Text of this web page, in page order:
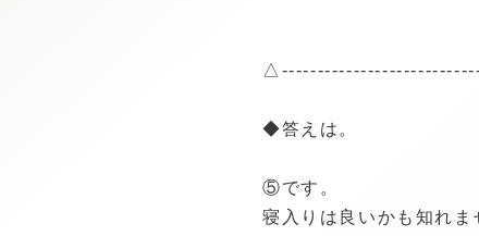
◆答えは。
⑤です。
寝入りは良いかも知れ